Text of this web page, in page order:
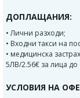
ДОПЛАЩАНИЯ:
• Лични разходи;
• Входни такси на
• медицинска
5ЛВ/2.56€ за лица до
УСЛОВИЯ НА